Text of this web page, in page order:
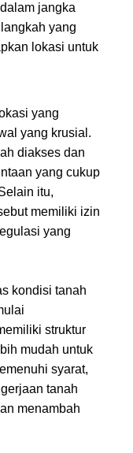
jangka
yang
lokasi untuk
yang
yang krusial.
diakses dan
yang cukup
itu,
memiliki izin
yang
kondisi tanah
struktur
mudah untuk
syarat,
tanah
menambah